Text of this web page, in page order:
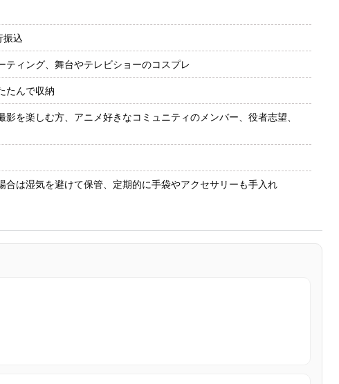
振込
ィング、舞台やテレビショーのコスプレ
たんで収納
を楽しむ方、アニメ好きなコミュニティのメンバー、役者志望、
は湿気を避けて保管、定期的に手袋やアクセサリーも手入れ